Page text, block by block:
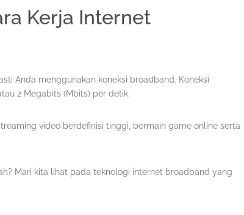
Kerja Internet
Anda menggunakan koneksi broadband. Koneksi
2 Megabits (Mbits) per detik.
video berdefinisi tinggi, bermain game online serta
Mari kita lihat pada teknologi internet broadband yang